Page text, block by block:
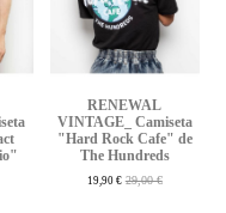
RENEWAL
VINTAGE_ Camiseta
"Hard Rock Cafe" de
The Hundreds
19,90 € 29,00 €